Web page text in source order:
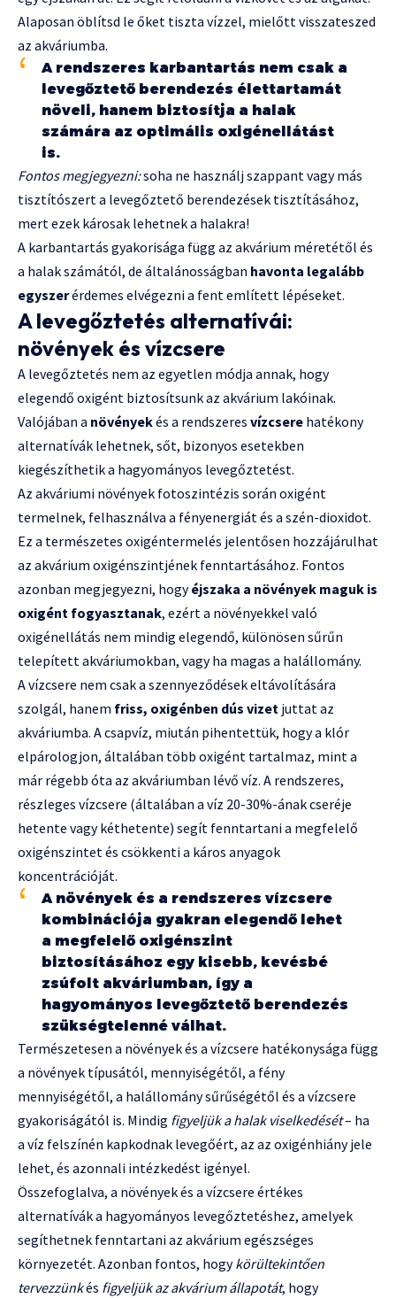
Alaposan öblítsd le őket tiszta vízzel, mielőtt visszateszed
az akváriumba.
A rendszeres karbantartás nem csak a
levegőztető berendezés élettartamát
növeli, hanem biztosítja a halak
számára az optimális oxigénellátást
is.
Fontos megjegyezni:soha ne használj szappant vagy más
tisztítószert a levegőztető berendezések tisztításához,
mert ezek károsak lehetnek a halakra!
A karbantartás gyakorisága függ az akvárium méretétől és
a halak számától, de általánosságban havonta legalább
egyszerérdemes elvégezni a fent említett lépéseket.
A levegőztetés alternatívái:
növények és vízcsere
A levegőztetés nem az egyetlen módja annak, hogy
elegendő oxigént biztosítsunk az akvárium lakóinak.
Valójában a növényekés a rendszeres vízcsere hatékony
alternatívák lehetnek, sőt, bizonyos esetekben
kiegészíthetik a hagyományos levegőztetést.
Az akváriumi növények fotoszintézis során oxigént
termelnek, felhasználva a fényenergiát és a szén-dioxidot.
Ez a természetes oxigéntermelés jelentősen hozzájárulhat
az akvárium oxigénszintjének fenntartásához. Fontos
azonban megjegyezni, hogyéjszaka a növények maguk is
oxigént fogyasztanak, ezért a növényekkel való
oxigénellátás nem mindig elegendő, különösen sűrűn
telepített akváriumokban, vagy ha magas a halállomány.
A vízcsere nem csak a szennyeződések eltávolítására
szolgál, hanem friss, oxigénben dús vizet juttat az
akváriumba. A csapvíz, miután pihentettük, hogy a klór
elpárologjon, általában több oxigént tartalmaz, mint a
már régebb óta az akváriumban lévő víz. A rendszeres,
részleges vízcsere (általában a víz 20-30%-ának cseréje
hetente vagy kéthetente) segít fenntartani a megfelelő
oxigénszintet és csökkenti a káros anyagok
koncentrációját.
A növények és a rendszeres vízcsere
kombinációja gyakran elegendő lehet
a megfelelő oxigénszint
biztosításához egy kisebb, kevésbé
zsúfolt akváriumban, így a
hagyományos levegőztető berendezés
szükségtelenné válhat.
Természetesen a növények és a vízcsere hatékonysága függ
a növények típusától, mennyiségétől, a fény
mennyiségétől, a halállomány sűrűségétől és a vízcsere
gyakoriságától is. Mindig figyeljük a halak viselkedését– ha
a víz felszínén kapkodnak levegőért, az az oxigénhiány jele
lehet, és azonnali intézkedést igényel.
Összefoglalva, a növények és a vízcsere értékes
alternatívák a hagyományos levegőztetéshez, amelyek
segíthetnek fenntartani az akvárium egészséges
környezetét. Azonban fontos, hogykörültekintően
tervezzünkés figyeljük az akvárium állapotát, hogy